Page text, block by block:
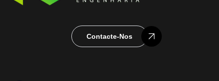
Contacte-Nos